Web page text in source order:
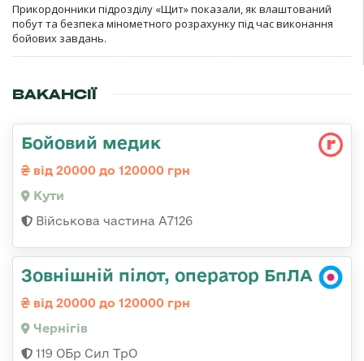
Прикордонники підрозділу «Щит» показали, як влаштований
побут та безпека мінометного розрахунку під час виконання
бойових завдань.
ВАКАНСІЇ
Бойовий медик
від 20000 до 120000 грн
Кути
Військова частина А7126
Зовнішній пілот, оператор БпЛА
від 20000 до 120000 грн
Чернігів
119 ОБр Сил ТрО